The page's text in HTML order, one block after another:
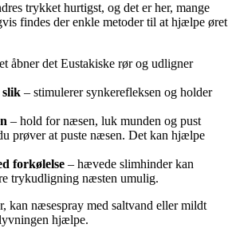
trykket hurtigst, og det er her, mange
findes der enkle metoder til at hjælpe øret
åbner det Eustakiske rør og udligner
slik – stimulerer synkerefleksen og holder
– hold for næsen, luk munden og pust
prøver at puste næsen. Det kan hjælpe
forkølelse – hævede slimhinder kan
trykudligning næsten umulig.
kan næsespray med saltvand eller mildt
hjælpe.